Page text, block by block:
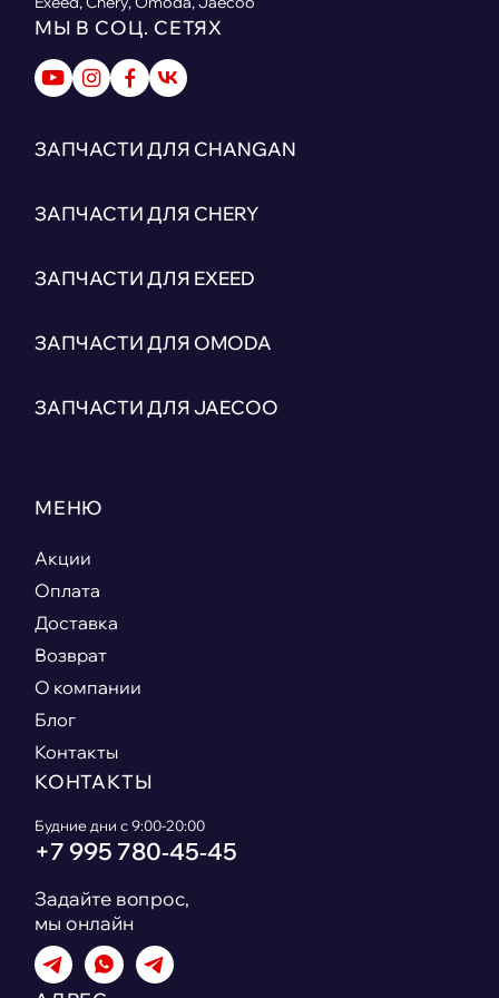
МЫ В СОЦ. СЕТЯХ
ЗАПЧАСТИ ДЛЯ CHANGAN
ЗАПЧАСТИ ДЛЯ CHERY
ЗАПЧАСТИ ДЛЯ EXEED
ЗАПЧАСТИ ДЛЯ OMODA
ЗАПЧАСТИ ДЛЯ JAECOO
МЕНЮ
Акции
Оплата
Доставка
Возврат
О компании
Блог
Контакты
КОНТАКТЫ
Будние дни с 9:00-20:00
+7 995 780‑45‑45
Задайте вопрос,
мы онлайн